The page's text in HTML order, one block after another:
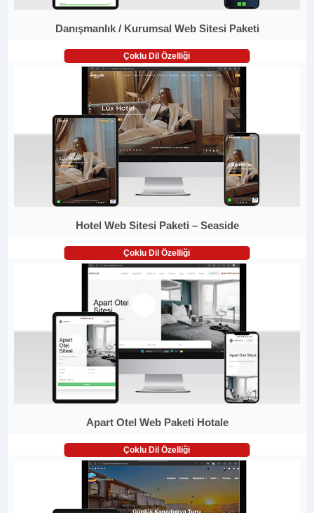
Danışmanlık / Kurumsal Web Sitesi Paketi
Çoklu Dil Özelliği
Hotel Web Sitesi Paketi – Seaside
Çoklu Dil Özelliği
Apart Otel Web Paketi Hotale
Çoklu Dil Özelliği